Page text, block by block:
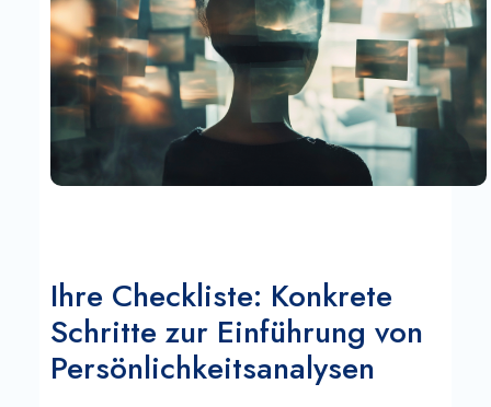
Ihre Checkliste: Konkrete
Schritte zur Einführung von
Persönlichkeitsanalysen